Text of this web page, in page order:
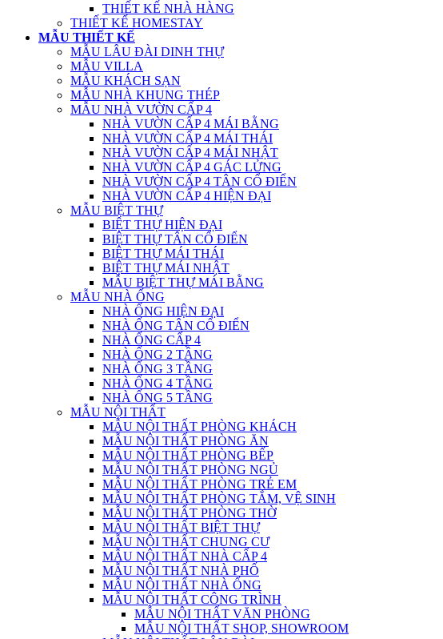
THIẾT KẾ NHÀ HÀNG
THIẾT KẾ HOMESTAY
MẪU THIẾT KẾ
MẪU LÂU ĐÀI DINH THỰ
MẪU VILLA
MẪU KHÁCH SẠN
MẪU NHÀ KHUNG THÉP
MẪU NHÀ VƯỜN CẤP 4
NHÀ VƯỜN CẤP 4 MÁI BẰNG
NHÀ VƯỜN CẤP 4 MÁI THÁI
NHÀ VƯỜN CẤP 4 MÁI NHẬT
NHÀ VƯỜN CẤP 4 GÁC LỬNG
NHÀ VƯỜN CẤP 4 TÂN CỔ ĐIỂN
NHÀ VƯỜN CẤP 4 HIỆN ĐẠI
MẪU BIỆT THỰ
BIỆT THỰ HIỆN ĐẠI
BIỆT THỰ TÂN CỔ ĐIỂN
BIỆT THỰ MÁI THÁI
BIỆT THỰ MÁI NHẬT
MẪU BIỆT THỰ MÁI BẰNG
MẪU NHÀ ỐNG
NHÀ ỐNG HIỆN ĐẠI
NHÀ ỐNG TÂN CỔ ĐIỂN
NHÀ ỐNG CẤP 4
NHÀ ỐNG 2 TẦNG
NHÀ ỐNG 3 TẦNG
NHÀ ỐNG 4 TẦNG
NHÀ ỐNG 5 TẦNG
MẪU NỘI THẤT
MẪU NỘI THẤT PHÒNG KHÁCH
MẪU NỘI THẤT PHÒNG ĂN
MẪU NỘI THẤT PHÒNG BẾP
MẪU NỘI THẤT PHÒNG NGỦ
MẪU NỘI THẤT PHÒNG TRẺ EM
MẪU NỘI THẤT PHÒNG TẮM, VỆ SINH
MẪU NỘI THẤT PHÒNG THỜ
MẪU NỘI THẤT BIỆT THỰ
MẪU NỘI THẤT CHUNG CƯ
MẪU NỘI THẤT NHÀ CẤP 4
MẪU NỘI THẤT NHÀ PHỐ
MẪU NỘI THẤT NHÀ ỐNG
MẪU NỘI THẤT CÔNG TRÌNH
MẪU NỘI THẤT VĂN PHÒNG
MẪU NỘI THẤT SHOP, SHOWROOM